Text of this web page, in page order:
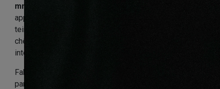
mm
apporter de la lumière et du naturel à un intérieur. Sa
teinte douce et authentique met en valeur le charme du
chêne, avec un rendu à la fois moderne, sobre et
intemporel.
Fabriqué en
parquet offre une bonne stabilité et convient